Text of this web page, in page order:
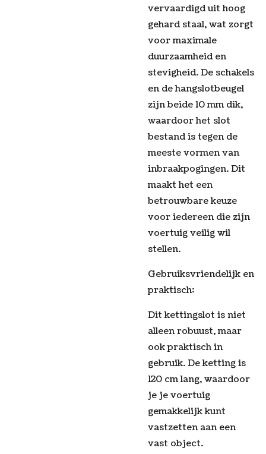
vervaardigd uit hoog
gehard staal, wat zorgt
voor maximale
duurzaamheid en
stevigheid. De schakels
en de hangslotbeugel
zijn beide 10 mm dik,
waardoor het slot
bestand is tegen de
meeste vormen van
inbraakpogingen. Dit
maakt het een
betrouwbare keuze
voor iedereen die zijn
voertuig veilig wil
stellen.
Gebruiksvriendelijk en
praktisch:
Dit kettingslot is niet
alleen robuust, maar
ook praktisch in
gebruik. De ketting is
120 cm lang, waardoor
je je voertuig
gemakkelijk kunt
vastzetten aan een
vast object.